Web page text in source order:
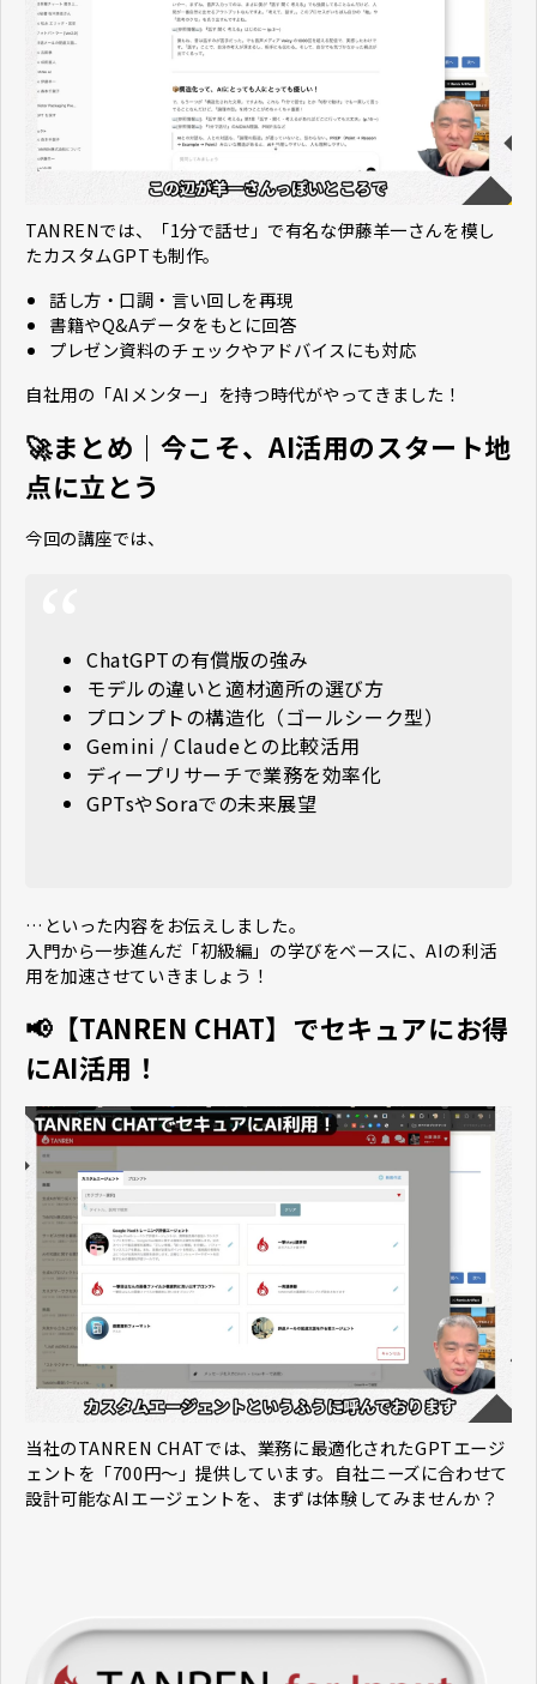
TANRENでは、「1分で話せ」で有名な伊藤羊一さんを模し
たカスタムGPTも制作。
話し方・口調・言い回しを再現
書籍やQ&Aデータをもとに回答
プレゼン資料のチェックやアドバイスにも対応
自社用の「AIメンター」を持つ時代がやってきました！
🚀まとめ｜今こそ、AI活用のスタート地
点に立とう
今回の講座では、
ChatGPTの有償版の強み
モデルの違いと適材適所の選び方
プロンプトの構造化（ゴールシーク型）
Gemini / Claudeとの比較活用
ディープリサーチで業務を効率化
GPTsやSoraでの未来展望
…といった内容をお伝えしました。
入門から一歩進んだ「初級編」の学びをベースに、AIの利活
用を加速させていきましょう！
📢【TANREN CHAT】でセキュアにお得
にAI活用！
当社のTANREN CHATでは、業務に最適化されたGPTエージ
ェントを「700円〜」提供しています。自社ニーズに合わせて
設計可能なAIエージェントを、まずは体験してみませんか？